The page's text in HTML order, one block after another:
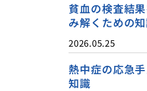
貧血の検査結
み解くための
2026.05.25
熱中症の応急
知識